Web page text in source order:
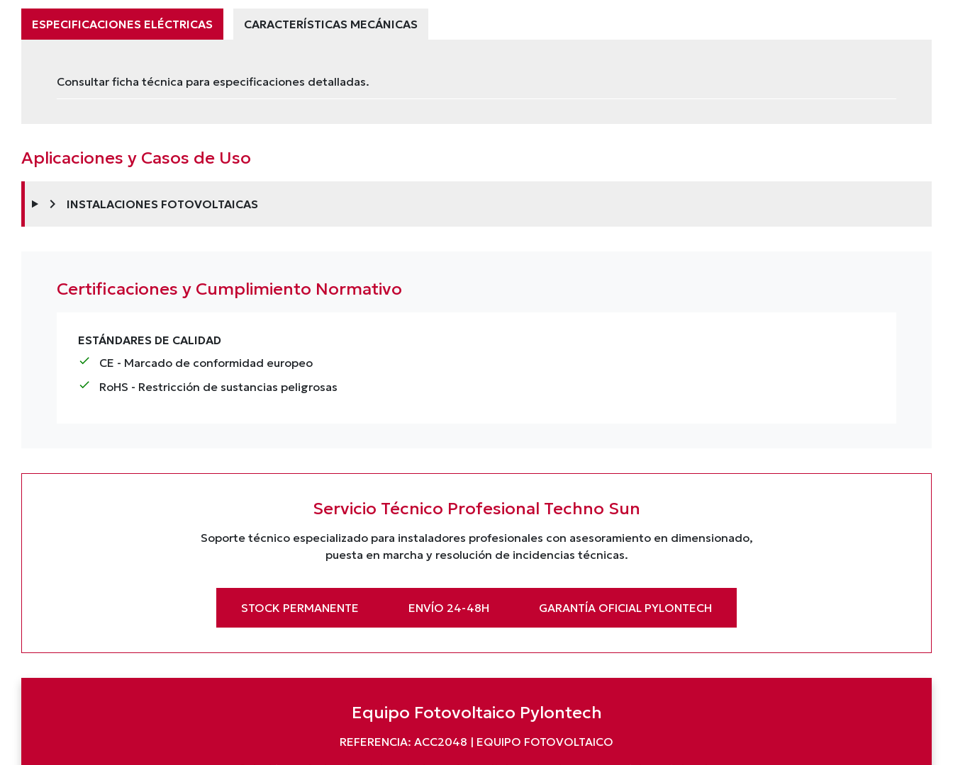
ESPECIFICACIONES ELÉCTRICAS CARACTERÍSTICAS MECÁNICAS
Consultar ficha técnica para especificaciones detalladas.
Aplicaciones y Casos de Uso
chevron_right INSTALACIONES FOTOVOLTAICAS
Certificaciones y Cumplimiento Normativo
ESTÁNDARES DE CALIDAD
check CE - Marcado de conformidad europeo
check RoHS - Restricción de sustancias peligrosas
Servicio Técnico Profesional Techno Sun
Soporte técnico especializado para instaladores profesionales con asesoramiento en dimensionado,
puesta en marcha y resolución de incidencias técnicas.
STOCK PERMANENTE ENVÍO 24-48H GARANTÍA OFICIAL PYLONTECH
Equipo Fotovoltaico Pylontech
REFERENCIA: ACC2048 | EQUIPO FOTOVOLTAICO